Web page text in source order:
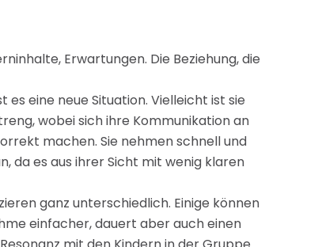
Erwartungen. Die Beziehung, die
eine neue Situation. Vielleicht ist sie
wobei sich ihre Kommunikation an
machen. Sie nehmen schnell und
da es aus ihrer Sicht mit wenig klaren
ganz unterschiedlich. Einige können
einfacher, dauert aber auch einen